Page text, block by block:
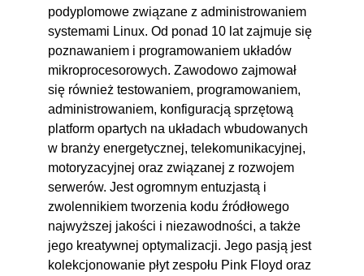
podyplomowe związane z administrowaniem
systemami Linux. Od ponad 10 lat zajmuje się
poznawaniem i programowaniem układów
mikroprocesorowych. Zawodowo zajmował
się również testowaniem, programowaniem,
administrowaniem, konfiguracją sprzętową
platform opartych na układach wbudowanych
w branży energetycznej, telekomunikacyjnej,
motoryzacyjnej oraz związanej z rozwojem
serwerów. Jest ogromnym entuzjastą i
zwolennikiem tworzenia kodu źródłowego
najwyższej jakości i niezawodności, a także
jego kreatywnej optymalizacji. Jego pasją jest
kolekcjonowanie płyt zespołu Pink Floyd oraz